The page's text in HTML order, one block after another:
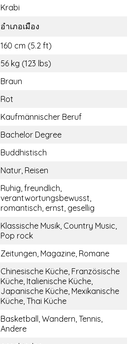
Krabi
อำเภอเมือง
160 cm (5.2 ft)
56 kg (123 lbs)
Braun
Rot
Kaufmännischer Beruf
Bachelor Degree
Buddhistisch
Natur, Reisen
Ruhig, freundlich,
verantwortungsbewusst,
romantisch, ernst, gesellig
Klassische Musik, Country Music,
Pop rock
Zeitungen, Magazine, Romane
Chinesische Küche, Französische
Küche, Italienische Küche,
Japanische Küche, Mexikanische
Küche, Thai Küche
Basketball, Wandern, Tennis,
Andere